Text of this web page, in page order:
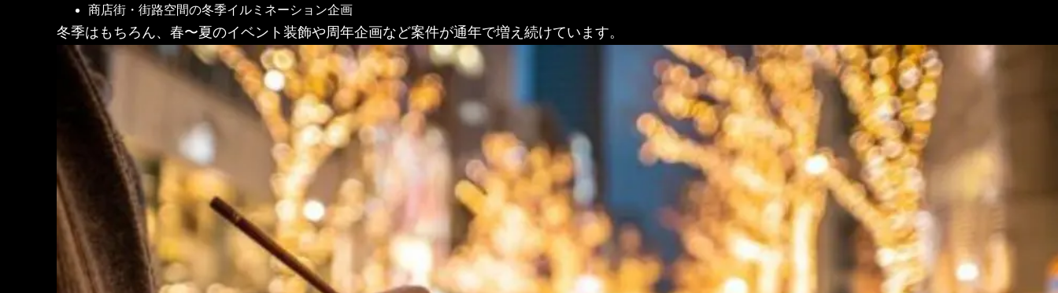
商店街・街路空間の冬季イルミネーション企画
冬季はもちろん、春〜夏のイベント装飾や周年企画など案件が通年で増え続けています。